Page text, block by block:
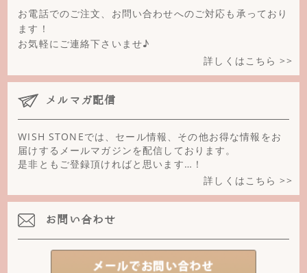
ブルーゴールドストーン
ブルームーンストーン(ペリステライト)
ブルーめのう
プレナイト
ヘマタイト
ペリドット
ホワイトオニキス
ホワイトファントム
お電話でのご注文、お問い合わせへのご対応も承っており
ます！
お気軽にご連絡下さいませ♪
詳しくはこちら >>
メルマガ配信
WISH STONEでは、セール情報、その他お得な情報をお
届けするメールマガジンを配信しております。
是非ともご登録頂ければと思います…！
詳しくはこちら >>
お問い合わせ